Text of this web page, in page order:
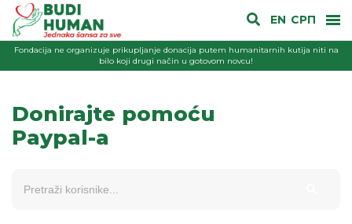
EN СРП
Fondacija ne organizuje prikupljanje donacija putem humanitarnih kutija niti na
bilo koji drugi način u gotovom novcu!
Donirajte pomoću
Paypal-a